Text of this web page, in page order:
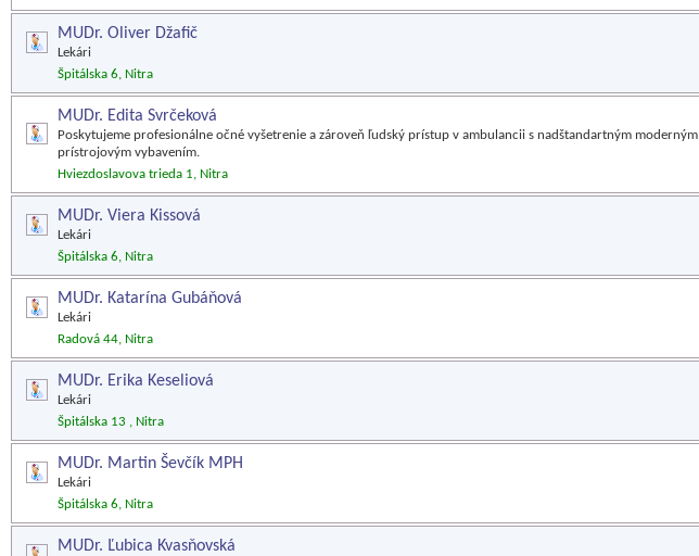
MUDr. Oliver Džafič
Lekári
Špitálska 6, Nitra
MUDr. Edita Svrčeková
Poskytujeme profesionálne očné vyšetrenie a zároveň ľudský prístup v ambulancii s nadštandartným moderným
prístrojovým vybavením.
Hviezdoslavova trieda 1, Nitra
MUDr. Viera Kissová
Lekári
Špitálska 6, Nitra
MUDr. Katarína Gubáňová
Lekári
Radová 44, Nitra
MUDr. Erika Keseliová
Lekári
Špitálska 13 , Nitra
MUDr. Martin Ševčík MPH
Lekári
Špitálska 6, Nitra
MUDr. Ľubica Kvasňovská